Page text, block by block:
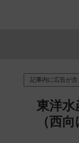
記事内に広告が
東洋
（西